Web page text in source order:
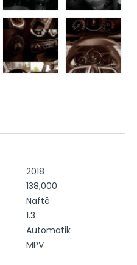
2018
138,000
Naftë
1.3
Automatik
MPV